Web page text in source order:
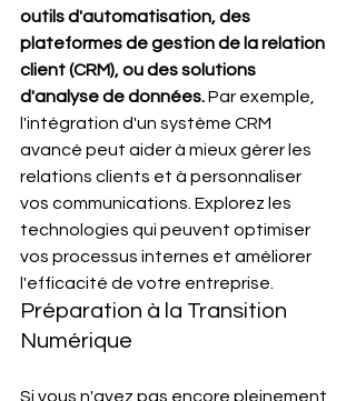
outils d'automatisation, des
plateformes de gestion de la relation
client (CRM), ou des solutions
d'analyse de données. Par exemple,
l'intégration d'un système CRM
avancé peut aider à mieux gérer les
relations clients et à personnaliser
vos communications. Explorez les
technologies qui peuvent optimiser
vos processus internes et améliorer
l'efficacité de votre entreprise.
Préparation à la Transition
Numérique
Si vous n'avez pas encore pleinement